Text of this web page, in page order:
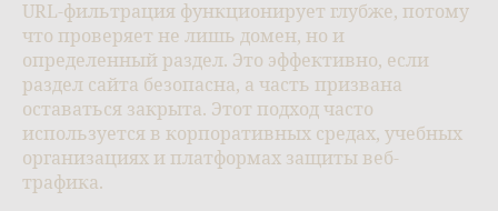
URL-фильтрация функционирует глубже, потому
что проверяет не лишь домен, но и
определенный раздел. Это эффективно, если
раздел сайта безопасна, а часть призвана
оставаться закрыта. Этот подход часто
используется в корпоративных средах, учебных
организациях и платформах защиты веб-
трафика.